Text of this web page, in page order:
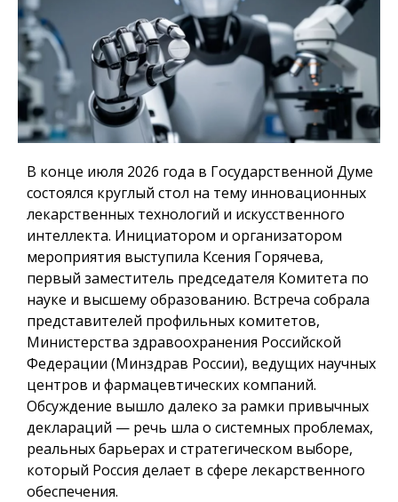
В конце июля 2026 года в Государственной Думе
состоялся круглый стол на тему инновационных
лекарственных технологий и искусственного
интеллекта. Инициатором и организатором
мероприятия выступила Ксения Горячева,
первый заместитель председателя Комитета по
науке и высшему образованию. Встреча собрала
представителей профильных комитетов,
Министерства здравоохранения Российской
Федерации (Минздрав России), ведущих научных
центров и фармацевтических компаний.
Обсуждение вышло далеко за рамки привычных
деклараций — речь шла о системных проблемах,
реальных барьерах и стратегическом выборе,
который Россия делает в сфере лекарственного
обеспечения.